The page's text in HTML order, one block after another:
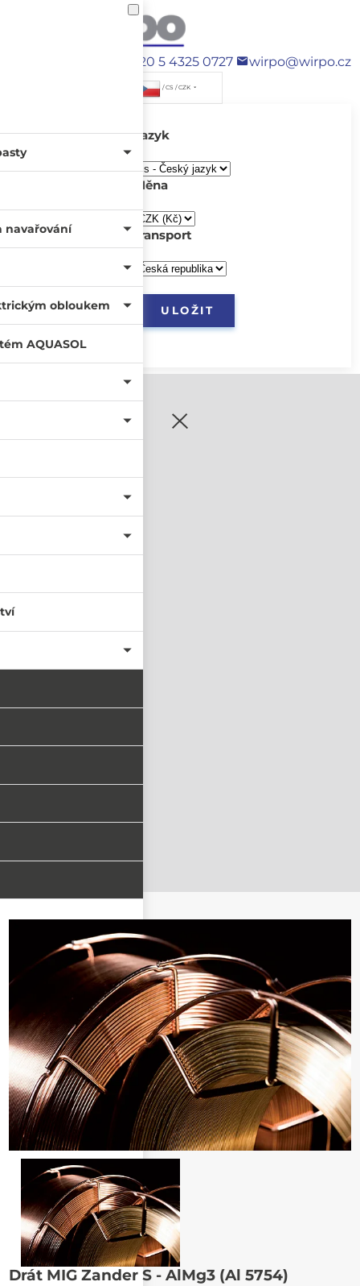
+420 5 4325 0727 wirpo@wirpo.cz
/ CS / CZK
Jazyk
Měna
transport
PŘIHLÁSIT SE
nastavit nové heslo
navařování
obloukem
AQUASOL
Drát MIG Zander S - AlMg3 (Al 5754)
Poslat známému